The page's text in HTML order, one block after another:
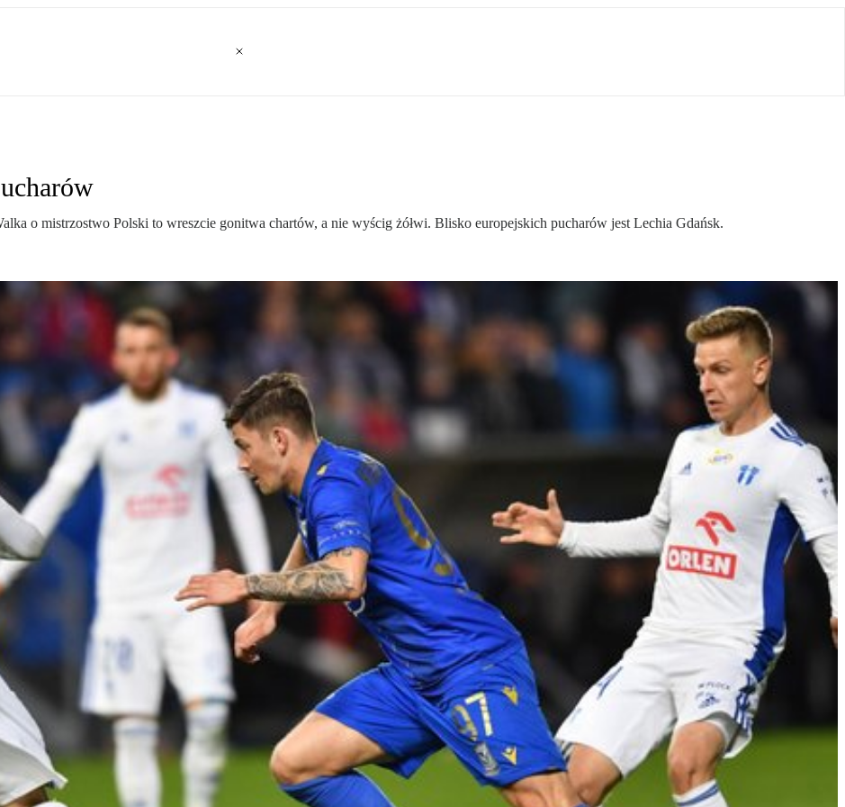
o mistrzostwo Polski to wreszcie gonitwa chartów, a nie wyścig żółwi. Blisko europejskich pucharów jest Lechia Gdańsk.